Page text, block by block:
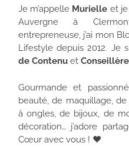
Je m’appelle Murielle et
Auvergne à
entrepreneuse, j’ai mon
Lifestyle depuis 2012. Je
de Contenuet
Gourmande et
beauté, de maquillage,
à ongles, de bijoux, de
décoration… j’adore
Cœur avec vous ! ♥